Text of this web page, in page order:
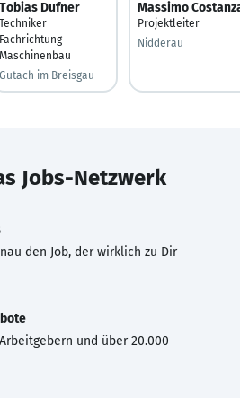
Tobias Dufner
Techniker
Fachrichtung
Maschinenbau
Gutach im Breisgau
Massimo
Projektleiter
Nidderau
Jobs-Netzwerk
den Job, der wirklich zu Dir
und über 20.000